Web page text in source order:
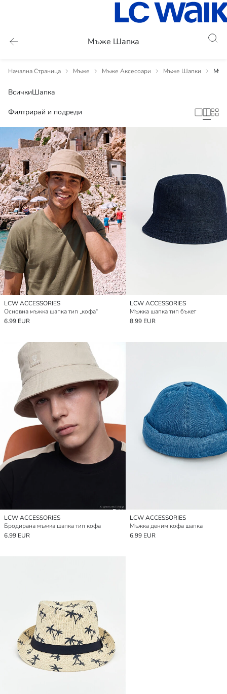
Мъже Шапка
Начална Страница Мъже Мъже Аксесоари Мъже Шапки
ВсичкиШапка
Филтрирай и подреди
LCW ACCESSORIES
Основна мъжка шапка тип „кофа“
6.99 EUR
LCW ACCESSORIES
Мъжка шапка тип бъкет
8.99 EUR
LCW ACCESSORIES
Бродирана мъжка шапка тип кофа
6.99 EUR
LCW ACCESSORIES
Мъжка деним кофа шапка
6.99 EUR